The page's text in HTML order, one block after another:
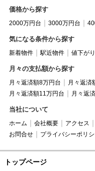
価格から探す
2000万円台 3000万円台
気になる条件から探す
新着物件 駅近物件 値下が
月々の支払額から探す
月々返済額8万円台 月々返済
月々返済額11万円台
月々返
当社について
ホーム 会社概要 アクセス
お問合せ
プライバシーポリ
トップページ